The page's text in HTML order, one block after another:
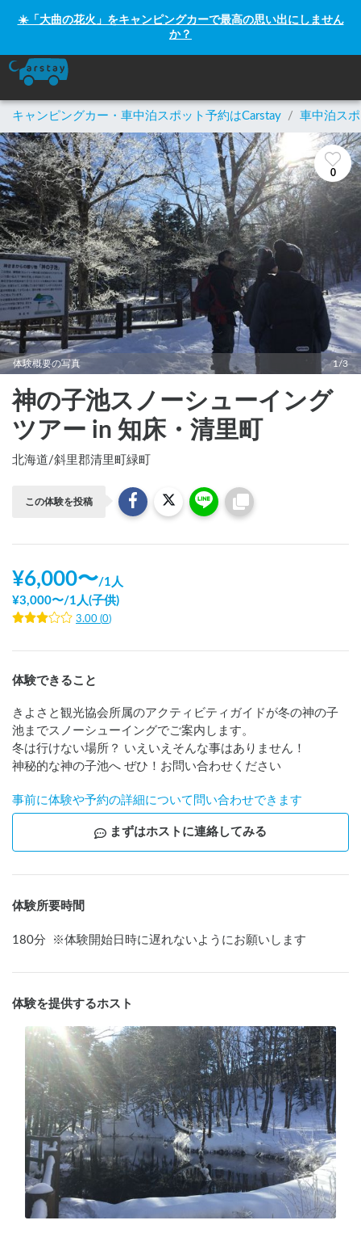
☀️「大曲の花火」をキャンピングカーで最高の思い出にしません
か？
キャンピングカー・車中泊スポット予約はCarstay / 車中泊ス
0
体験概要の写真 1/3
神の子池スノーシューイング
ツアー in 知床・清里町
北海道/斜里郡清里町緑町
この体験を投稿
¥6,000〜/1人
¥3,000〜/1人(子供)
3.00 (0)
体験できること
きよさと観光協会所属のアクティビティガイドが冬の神の子
池までスノーシューイングでご案内します。
冬は行けない場所？ いえいえそんな事はありません！
神秘的な神の子池へ ぜひ！お問い合わせください
事前に体験や予約の詳細について問い合わせできます
まずはホストに連絡してみる
体験所要時間
180分 ※体験開始日時に遅れないようにお願いします
体験を提供するホスト